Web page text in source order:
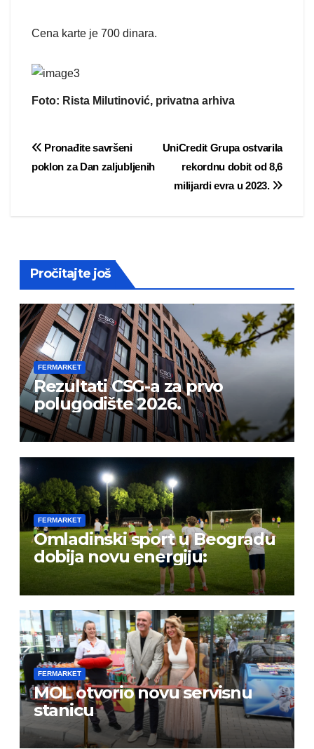
Cena karte je 700 dinara.
Foto: Rista Milutinović, privatna arhiva
Post
navigation
UniCredit Grupa ostvarila
rekordnu dobit od 8,6
milijardi evra u 2023.
Pronađite savršeni
poklon za Dan zaljubljenih
Pročitajte još
FERMARKET
Rezultati CSG-a za prvo
polugodište 2026.
FERMARKET
Omladinski sport u Beogradu
dobija novu energiju:
FERMARKET
MOL otvorio novu servisnu
stanicu